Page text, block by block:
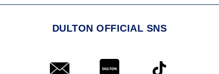
DULTON OFFICIAL SNS